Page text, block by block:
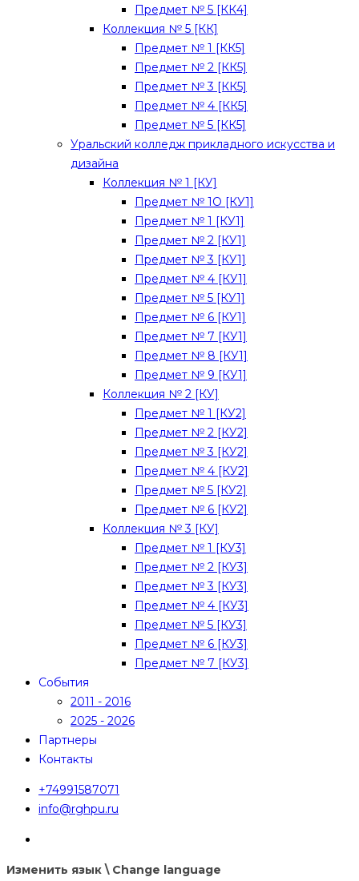
Предмет № 5 [КК4]
Коллекция № 5 [КК]
Предмет № 1 [КК5]
Предмет № 2 [КК5]
Предмет № 3 [КК5]
Предмет № 4 [КК5]
Предмет № 5 [КК5]
Уральский колледж прикладного искусства и
дизайна
Коллекция № 1 [КУ]
Предмет № 1О [КУ1]
Предмет № 1 [КУ1]
Предмет № 2 [КУ1]
Предмет № 3 [КУ1]
Предмет № 4 [КУ1]
Предмет № 5 [КУ1]
Предмет № 6 [КУ1]
Предмет № 7 [КУ1]
Предмет № 8 [КУ1]
Предмет № 9 [КУ1]
Коллекция № 2 [КУ]
Предмет № 1 [КУ2]
Предмет № 2 [КУ2]
Предмет № 3 [КУ2]
Предмет № 4 [КУ2]
Предмет № 5 [КУ2]
Предмет № 6 [КУ2]
Коллекция № 3 [КУ]
Предмет № 1 [КУ3]
Предмет № 2 [КУ3]
Предмет № 3 [КУ3]
Предмет № 4 [КУ3]
Предмет № 5 [КУ3]
Предмет № 6 [КУ3]
Предмет № 7 [КУ3]
События
2011 - 2016
2025 - 2026
Партнеры
Контакты
+74991587071
info@rghpu.ru
Изменить язык \ Change language